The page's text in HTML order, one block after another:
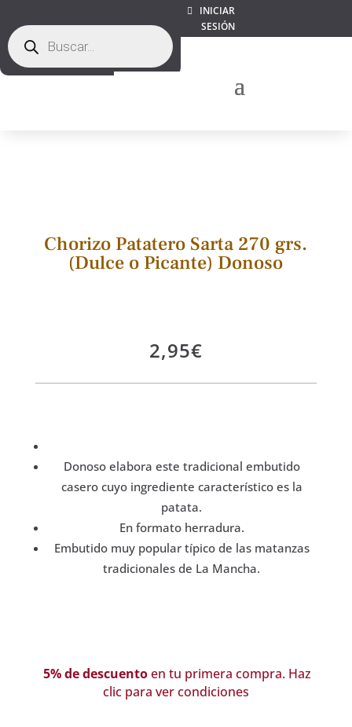
Búsqueda
de
productos
INICIAR
SESIÓN
Chorizo Patatero Sarta 270 grs.
(Dulce o Picante) Donoso
2,95€
Donoso elabora este tradicional embutido
casero cuyo ingrediente característico es la
patata.
En formato herradura.
Embutido muy popular típico de las matanzas
tradicionales de La Mancha.
5% de descuentoen tu primera compra. Haz
clic para ver condiciones